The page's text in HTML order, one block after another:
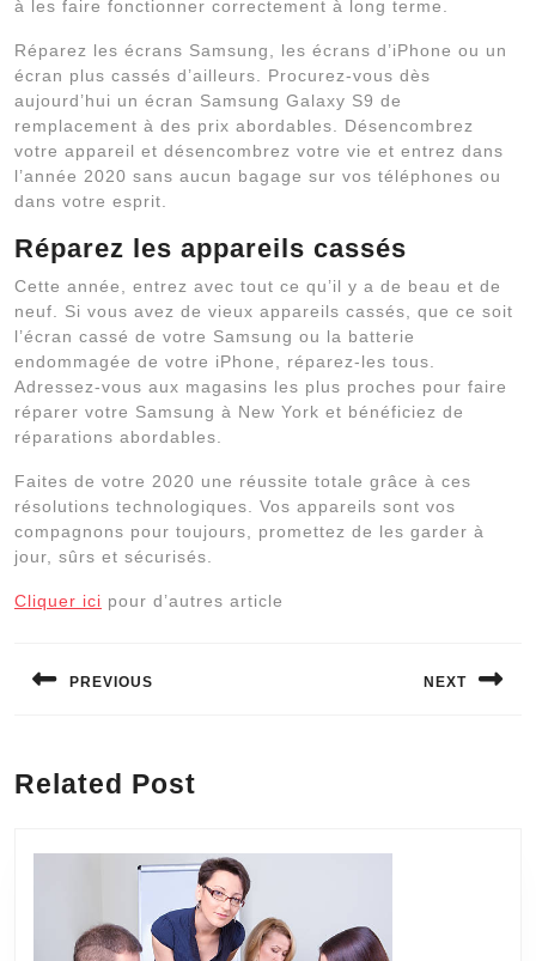
à les faire fonctionner correctement à long terme.
Réparez les écrans Samsung, les écrans d’iPhone ou un
écran plus cassés d’ailleurs. Procurez-vous dès
aujourd’hui un écran Samsung Galaxy S9 de
remplacement à des prix abordables. Désencombrez
votre appareil et désencombrez votre vie et entrez dans
l’année 2020 sans aucun bagage sur vos téléphones ou
dans votre esprit.
Réparez les appareils cassés
Cette année, entrez avec tout ce qu’il y a de beau et de
neuf. Si vous avez de vieux appareils cassés, que ce soit
l’écran cassé de votre Samsung ou la batterie
endommagée de votre iPhone, réparez-les tous.
Adressez-vous aux magasins les plus proches pour faire
réparer votre Samsung à New York et bénéficiez de
réparations abordables.
Faites de votre 2020 une réussite totale grâce à ces
résolutions technologiques. Vos appareils sont vos
compagnons pour toujours, promettez de les garder à
jour, sûrs et sécurisés.
Cliquer ici pour d’autres article
de
PREVIOUS
post:
NEXT
Related Post